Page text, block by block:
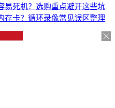
易死机？选购重点避开这些坑
存卡？循环录像常见误区整理